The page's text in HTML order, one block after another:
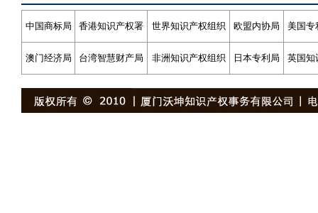
中国商标局 香港知识产权署 世界知识产权组织 欧盟内协局 美国专
澳门经济局 台湾智慧财产局 非洲知识产权组织 日本专利局 英国知